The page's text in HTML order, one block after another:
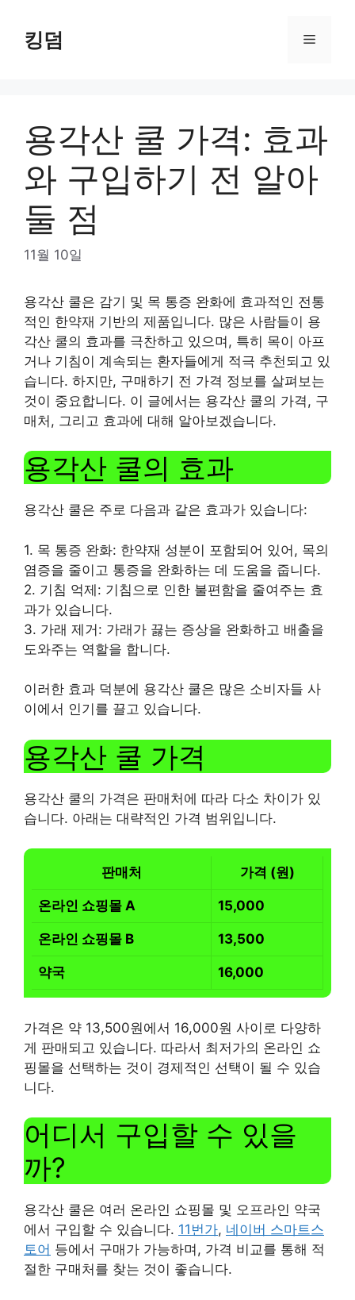
content킹덤 Menu
용각산 쿨 가격: 효과
와 구입하기 전 알아
둘 점
11월 10일
용각산 쿨은 감기 및 목 통증 완화에 효과적인 전통
적인 한약재 기반의 제품입니다. 많은 사람들이 용
각산 쿨의 효과를 극찬하고 있으며, 특히 목이 아프
거나 기침이 계속되는 환자들에게 적극 추천되고 있
습니다. 하지만, 구매하기 전 가격 정보를 살펴보는
것이 중요합니다. 이 글에서는 용각산 쿨의 가격, 구
매처, 그리고 효과에 대해 알아보겠습니다.
용각산 쿨의 효과
용각산 쿨은 주로 다음과 같은 효과가 있습니다:
1. 목 통증 완화: 한약재 성분이 포함되어 있어, 목의
염증을 줄이고 통증을 완화하는 데 도움을 줍니다.
2. 기침 억제: 기침으로 인한 불편함을 줄여주는 효
과가 있습니다.
3. 가래 제거: 가래가 끓는 증상을 완화하고 배출을
도와주는 역할을 합니다.
이러한 효과 덕분에 용각산 쿨은 많은 소비자들 사
이에서 인기를 끌고 있습니다.
용각산 쿨 가격
용각산 쿨의 가격은 판매처에 따라 다소 차이가 있
습니다. 아래는 대략적인 가격 범위입니다.
판매처 가격 (원)
온라인 쇼핑몰 A 15,000
온라인 쇼핑몰 B 13,500
약국 16,000
가격은 약 13,500원에서 16,000원 사이로 다양하
게 판매되고 있습니다. 따라서 최저가의 온라인 쇼
핑몰을 선택하는 것이 경제적인 선택이 될 수 있습
니다.
어디서 구입할 수 있을
까?
용각산 쿨은 여러 온라인 쇼핑몰 및 오프라인 약국
에서 구입할 수 있습니다. 11번가, 네이버 스마트스
토어 등에서 구매가 가능하며, 가격 비교를 통해 적
절한 구매처를 찾는 것이 좋습니다.